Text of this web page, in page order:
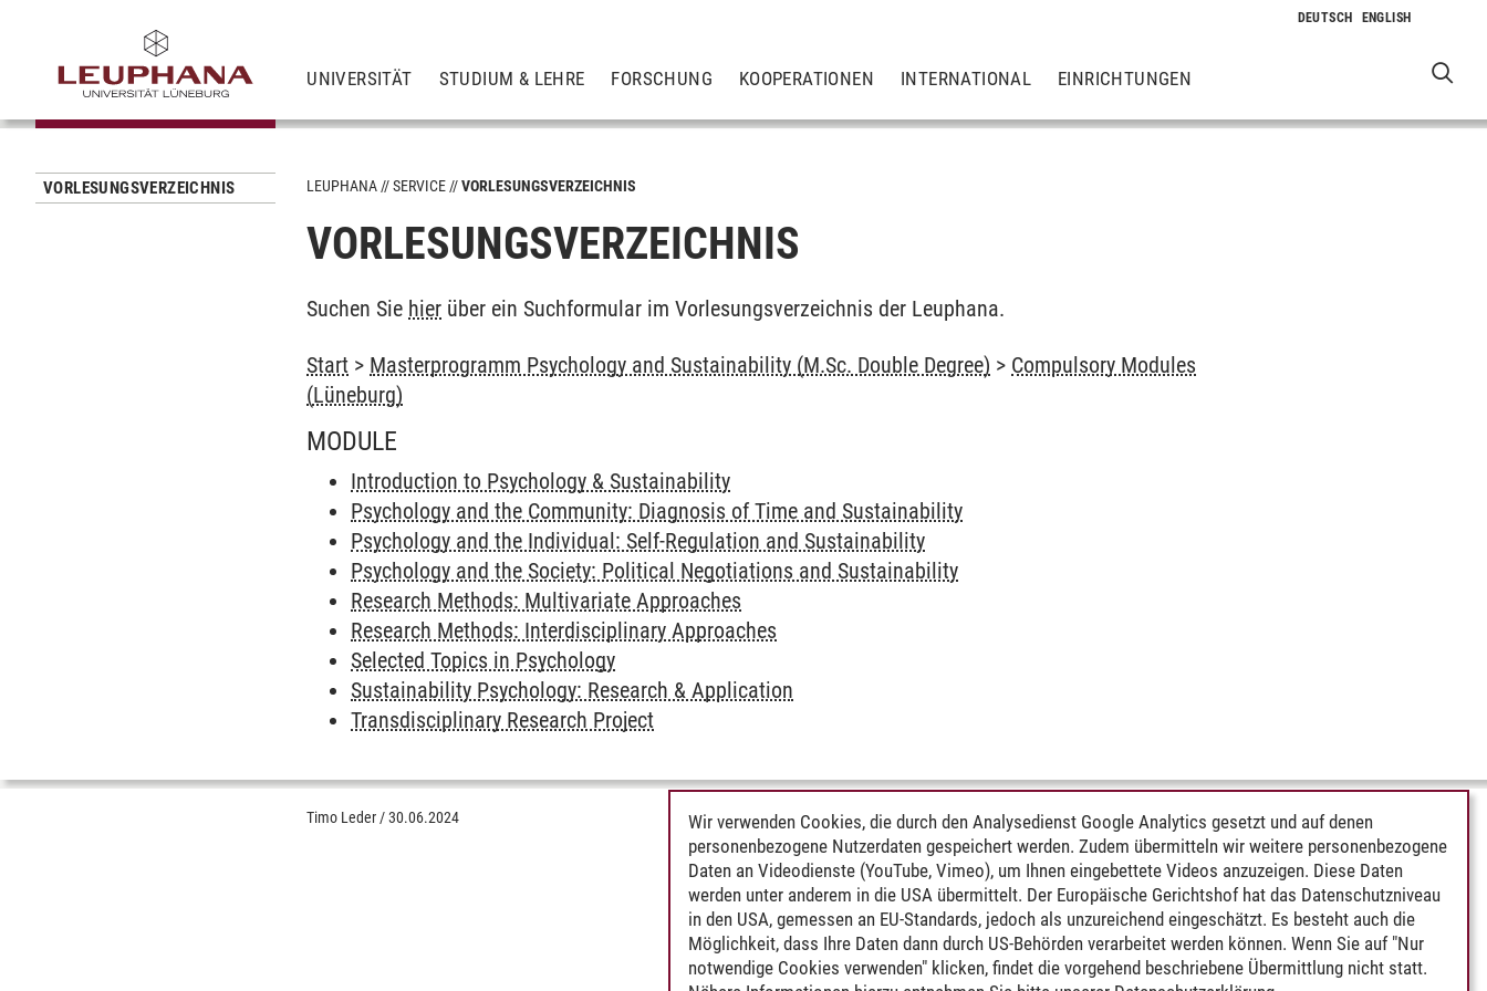
UNIVERSITÄT STUDIUM & LEHRE FORSCHUNG KOOPERATIONEN INTERNATIONAL EINRICHTUNGEN
VORLESUNGSVERZEICHNIS LEUPHANA SERVICE VORLESUNGSVERZEICHNIS
VORLESUNGSVERZEICHNIS
Suchen Sie hier über ein Suchformular im Vorlesungsverzeichnis der Leuphana.
Start > Masterprogramm Psychology and Sustainability (M.Sc. Double Degree) > Compulsory Modules
(Lüneburg)
MODULE
Introduction to Psychology & Sustainability
Psychology and the Community: Diagnosis of Time and Sustainability
Psychology and the Individual: Self-Regulation and Sustainability
Psychology and the Society: Political Negotiations and Sustainability
Research Methods: Multivariate Approaches
Research Methods: Interdisciplinary Approaches
Selected Topics in Psychology
Sustainability Psychology: Research & Application
Transdisciplinary Research Project
Timo Leder /30.06.2024
Wir verwenden Cookies, die durch den Analysedienst Google Analytics gesetzt und auf denen
personenbezogene Nutzerdaten gespeichert werden. Zudem übermitteln wir weitere personenbezogene
Daten an Videodienste (YouTube, Vimeo), um Ihnen eingebettete Videos anzuzeigen. Diese Daten
werden unter anderem in die USA übermittelt. Der Europäische Gerichtshof hat das Datenschutzniveau
in den USA, gemessen an EU-Standards, jedoch als unzureichend eingeschätzt. Es besteht auch die
Möglichkeit, dass Ihre Daten dann durch US-Behörden verarbeitet werden können. Wenn Sie auf "Nur
notwendige Cookies verwenden" klicken, findet die vorgehend beschriebene Übermittlung nicht statt.